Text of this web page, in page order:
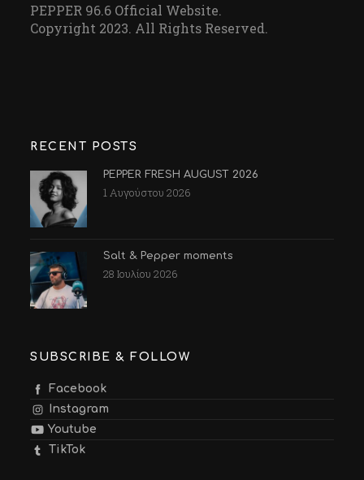
PEPPER 96.6 Official Website.
Copyright 2023. All Rights Reserved.
RECENT POSTS
PEPPER FRESH AUGUST 2026
1 Αυγούστου 2026
Salt & Pepper moments
28 Ιουλίου 2026
SUBSCRIBE & FOLLOW
Facebook
Instagram
Youtube
TikTok